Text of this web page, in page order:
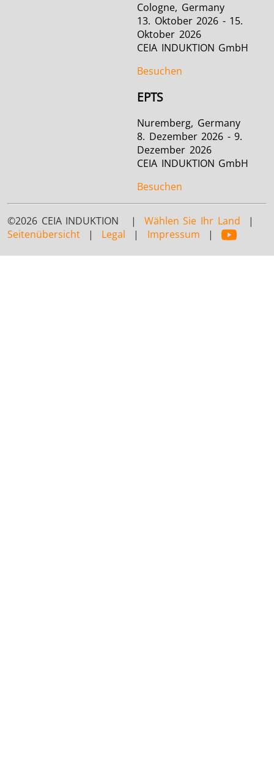
Cologne, Germany
13. Oktober 2026 - 15.
Oktober 2026
CEIA INDUKTION GmbH
Besuchen
EPTS
Nuremberg, Germany
8. Dezember 2026 - 9.
Dezember 2026
CEIA INDUKTION GmbH
Besuchen
©2026 CEIA INDUKTION | Wählen Sie Ihr Land |
Seitenübersicht | Legal | Impressum |